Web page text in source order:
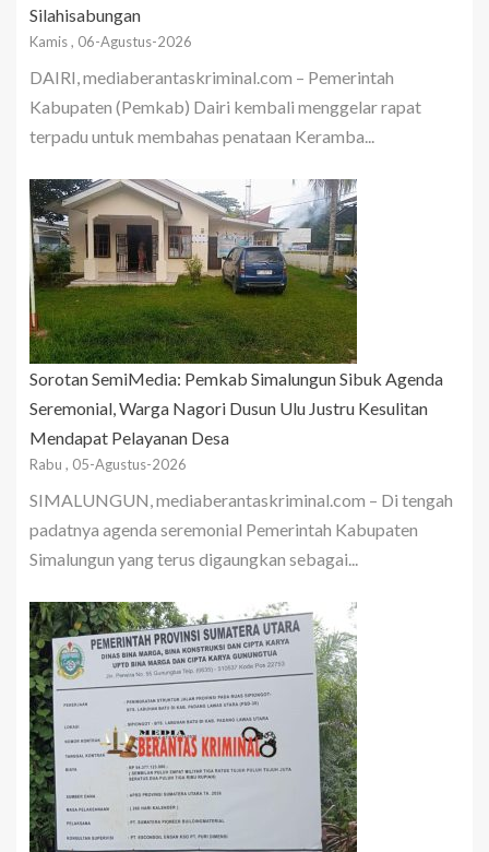
Silahisabungan
Kamis , 06-Agustus-2026
DAIRI, mediaberantaskriminal.com – Pemerintah
Kabupaten (Pemkab) Dairi kembali menggelar rapat
terpadu untuk membahas penataan Keramba...
Sorotan SemiMedia: Pemkab Simalungun Sibuk Agenda
Seremonial, Warga Nagori Dusun Ulu Justru Kesulitan
Mendapat Pelayanan Desa
Rabu , 05-Agustus-2026
SIMALUNGUN, mediaberantaskriminal.com – Di tengah
padatnya agenda seremonial Pemerintah Kabupaten
Simalungun yang terus digaungkan sebagai...